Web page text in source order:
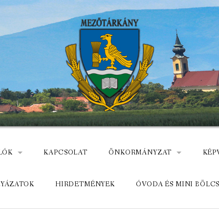
HEVES MEGYÉBEN, MEZÕTÁRKÁNYON
KAPCSOLAT ÖNKORMÁNYZAT
KÖZADATKERESŐ
HIRDETMÉNYEK ÓVODA ÉS MINI